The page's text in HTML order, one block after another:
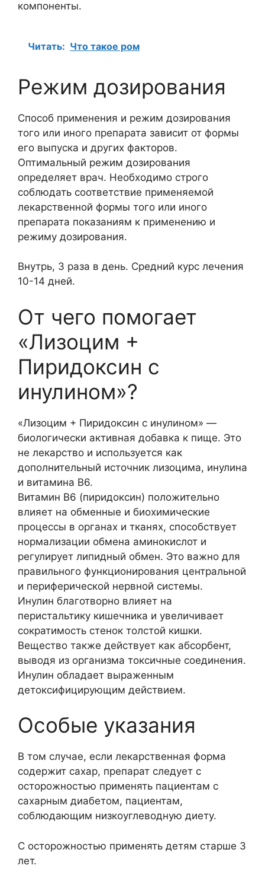
компоненты.
Читать: Что такое ром
Режим дозирования
Способ применения и режим дозирования
того или иного препарата зависит от формы
его выпуска и других факторов.
Оптимальный режим дозирования
определяет врач. Необходимо строго
соблюдать соответствие применяемой
лекарственной формы того или иного
препарата показаниям к применению и
режиму дозирования.
Внутрь, 3 раза в день. Средний курс лечения
10-14 дней.
От чего помогает
«Лизоцим +
Пиридоксин с
инулином»?
«Лизоцим + Пиридоксин с инулином» —
биологически активная добавка к пище. Это
не лекарство и используется как
дополнительный источник лизоцима, инулина
и витамина B6.
Витамин В6 (пиридоксин) положительно
влияет на обменные и биохимические
процессы в органах и тканях, способствует
нормализации обмена аминокислот и
регулирует липидный обмен. Это важно для
правильного функционирования центральной
и периферической нервной системы.
Инулин благотворно влияет на
перистальтику кишечника и увеличивает
сократимость стенок толстой кишки.
Вещество также действует как абсорбент,
выводя из организма токсичные соединения.
Инулин обладает выраженным
детоксифицирующим действием.
Особые указания
В том случае, если лекарственная форма
содержит сахар, препарат следует с
осторожностью применять пациентам с
сахарным диабетом, пациентам,
соблюдающим низкоуглеводную диету.
С осторожностью применять детям старше 3
лет.